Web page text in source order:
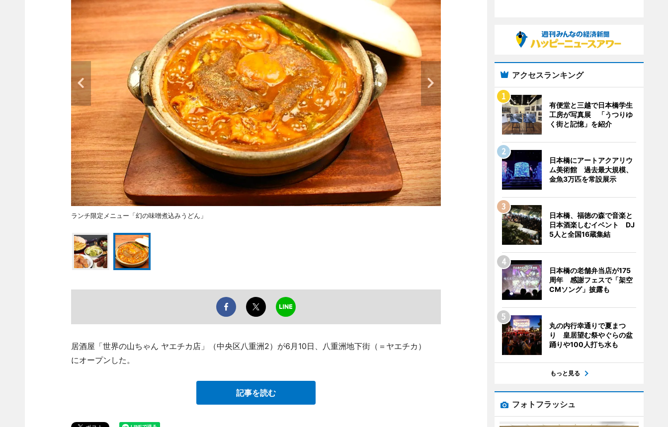
ランチ限定メニュー「幻の味噌煮込みうどん」
居酒屋「世界の山ちゃん ヤエチカ店」（中央区八重洲2）が6月10日、八重洲地下街（＝ヤエチカ）
にオープンした。
記事を読む
アクセスランキング
有便堂と三越で日本橋学生
工房が写真展 「うつりゆ
く街と記憶」を紹介
日本橋にアートアクアリウ
ム美術館 過去最大規模、
金魚3万匹を常設展示
日本橋、福徳の森で音楽と
日本酒楽しむイベント DJ
5人と全国16蔵集結
日本橋の老舗弁当店が175
周年 感謝フェスで「架空
CMソング」披露も
丸の内行幸通りで夏まつ
り 皇居望む祭やぐらの盆
踊りや100人打ち水も
もっと見る
フォトフラッシュ